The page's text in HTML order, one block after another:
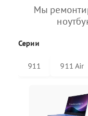
Мы
Серии
911 911 Air